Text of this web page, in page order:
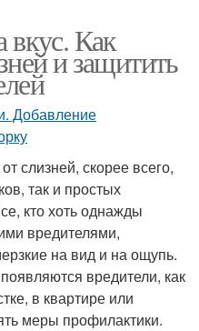
вкус. Как
и защитить
слизней, скорее всего,
так и простых
кто хоть однажды
вредителями,
на вид и на ощупь.
вредители, как
в квартире или
меры профилактики.